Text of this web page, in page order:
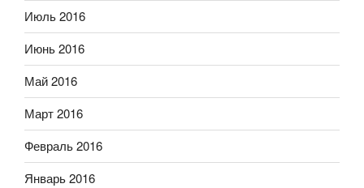
Июль 2016
Июнь 2016
Май 2016
Март 2016
Февраль 2016
Январь 2016